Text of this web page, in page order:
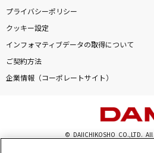
プライバシーポリシー
クッキー設定
インフォマティブデータの取得について
ご契約方法
企業情報（コーポレートサイト）
© DAIICHIKOSHO CO.,LTD. All